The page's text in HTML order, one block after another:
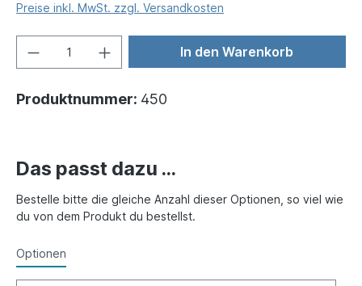
Preise inkl. MwSt. zzgl. Versandkosten
In den Warenkorb
Produktnummer: 450
Das passt dazu ...
Bestelle bitte die gleiche Anzahl dieser Optionen, so viel wie
du von dem Produkt du bestellst.
Optionen